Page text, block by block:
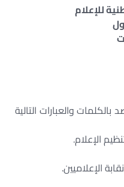
للإعلام
والعبارات التالية
الإعلام.
الإعلاميين.